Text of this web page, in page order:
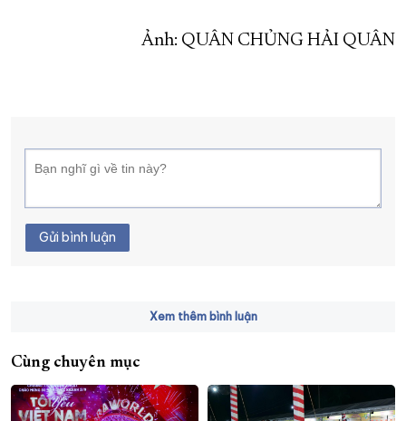
Ảnh: QUÂN CHỦNG HẢI QUÂN
Gửi bình luận
Xem thêm bình luận
Cùng chuyên mục